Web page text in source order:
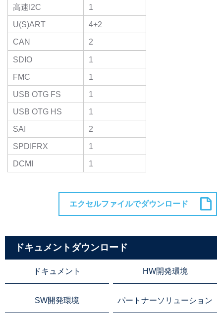
高速I2C
1
U(S)ART
4+2
CAN
2
SDIO
1
FMC
1
USB OTG FS
1
USB OTG HS
1
SAI
2
SPDIFRX
1
DCMI
1
ドキュメントダウンロード
ドキュメント HW開発環境
SW開発環境 パートナーソリューション